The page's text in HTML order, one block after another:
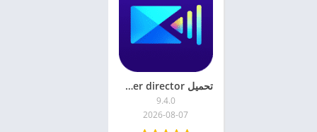
تحميل Power director مهكر 2026 للحصول على جميع الميزات
9.4.0
2026-08-07